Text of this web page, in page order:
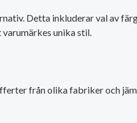
Detta inkluderar val av
unika stil.
från olika fabriker och